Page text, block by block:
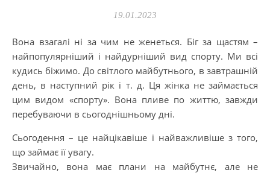
19.01.2023
Вона взагалі ні за чим не женеться. Біг за щастям –
найпопулярніший і найдурніший вид спорту. Ми всі
кудись біжимо. До світлого майбутнього, в завтрашній
день, в наступний рік і т. д. Ця жінка не займається
цим видом «спорту». Вона пливе по життю, завжди
перебуваючи в сьогоднішньому дні.
Сьогодення – це найцікавіше і найважливіше з того,
що займає її увагу.
Звичайно, вона має плани на майбутнє, але не